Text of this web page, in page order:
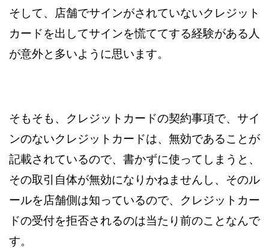
そして、店舗でサインがされていないクレジット
カードを出してサインを慌ててする経験がある人
が意外と多いように思います。
そもそも、クレジットカードの契約事項で、サイ
ンのないクレジットカードは、無効であることが
記載されているので、書かずに使ってしまうと、
その取引自体が無効になりかねませんし、そのル
ールを店舗側は知っているので、クレジットカー
ドの受付を拒否されるのは当たり前のことなんで
す。